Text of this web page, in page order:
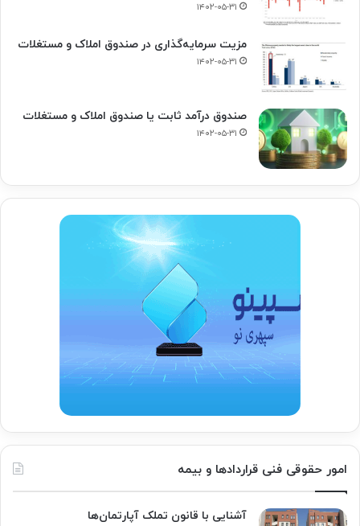
۱۴۰۲-۰۵-۳۱
مزیت سرمایه‌گذاری در صندوق املاک و مستغلات
۱۴۰۲-۰۵-۳۱
صندوق درآمد ثابت یا صندوق املاک و مستغلات
۱۴۰۲-۰۵-۳۱
امور حقوقی فنی قراردادها و بیمه
آشنایی با قانون تملک آپارتمان‌ها